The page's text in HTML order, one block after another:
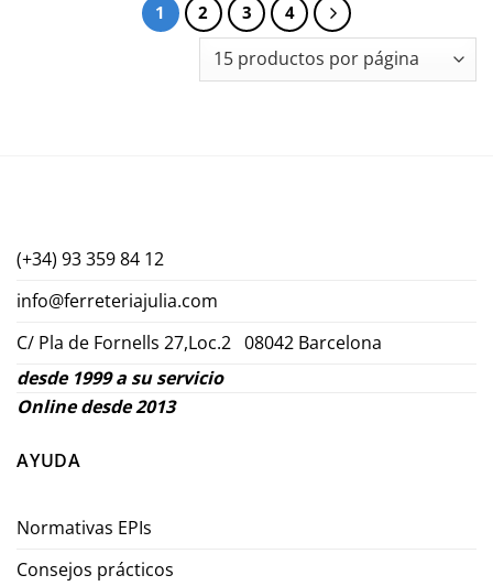
1 2 3 4
(+34) 93 359 84 12
info@ferreteriajulia.com
C/ Pla de Fornells 27,Loc.2 08042 Barcelona
desde 1999 a su servicio
Online desde 2013
AYUDA
Normativas EPIs
Consejos prácticos